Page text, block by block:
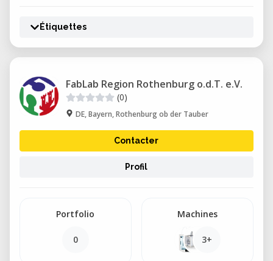
Étiquettes
FabLab Region Rothenburg o.d.T. e.V.
(0)
DE, Bayern, Rothenburg ob der Tauber
Contacter
Profil
Portfolio
0
Machines
3+